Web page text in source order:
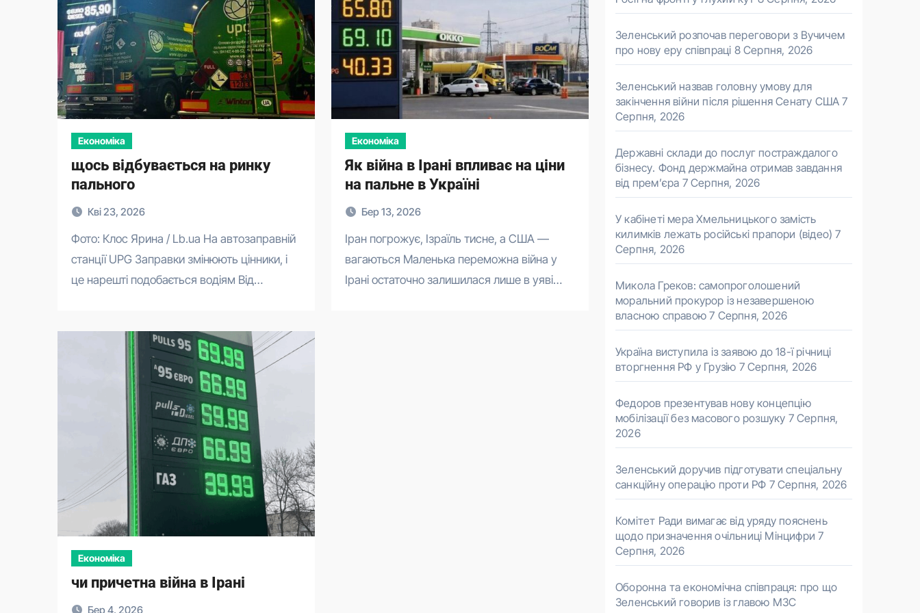
Економіка
щось відбувається на ринку
пального
Кві 23, 2026
Фото: Клос Ярина / Lb.ua На автозаправній
станції UPG Заправки змінюють цінники, і
це нарешті подобається водіям Від…
Економіка
Як війна в Ірані впливає на ціни
на пальне в Україні
Бер 13, 2026
Іран погрожує, Ізраїль тисне, а США —
вагаються Маленька переможна війна у
Ірані остаточно залишилася лише в уяві…
Економіка
чи причетна війна в Ірані
Бер 4, 2026
Зеленський розпочав переговори з Вучичем
про нову еру співпраці 8 Серпня, 2026
Зеленський назвав головну умову для
закінчення війни після рішення Сенату США 7
Серпня, 2026
Державні склади до послуг постраждалого
бізнесу. Фонд держмайна отримав завдання
від прем’єра 7 Серпня, 2026
У кабінеті мера Хмельницького замість
килимків лежать російські прапори (відео) 7
Серпня, 2026
Микола Греков: самопроголошений
моральний прокурор із незавершеною
власною справою 7 Серпня, 2026
Україна виступила із заявою до 18-ї річниці
вторгнення РФ у Грузію 7 Серпня, 2026
Федоров презентував нову концепцію
мобілізації без масового розшуку 7 Серпня,
2026
Зеленський доручив підготувати спеціальну
санкційну операцію проти РФ 7 Серпня, 2026
Комітет Ради вимагає від уряду пояснень
щодо призначення очільниці Мінцифри 7
Серпня, 2026
Оборонна та економічна співпраця: про що
Зеленський говорив із главою МЗС